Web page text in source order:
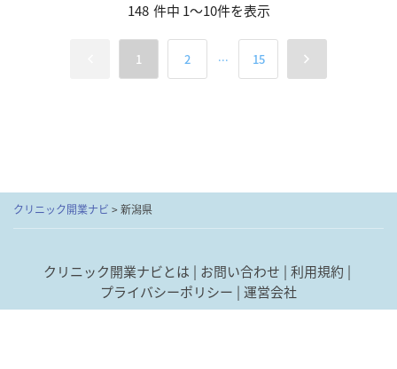
148 件中 1～10件を表示
1 2 ... 15
クリニック開業ナビ >新潟県
クリニック開業ナビとは お問い合わせ 利用規約
プライバシーポリシー 運営会社